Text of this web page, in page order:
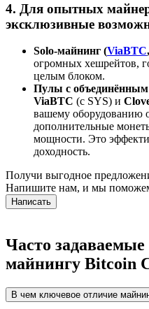
4. Для опытных
эксклюзивные
Solo-майнинг (ViaBTC
огромных хешрейтов,
целым блоком.
Пулы с
ViaBTC (с SYS) и
вашему оборудованию
дополнительные
мощности. Это
доходность.
Получи выгодное
Напишите нам, и мы
Написать
Часто
майнингу Bitcoin
В чем ключевое отличие